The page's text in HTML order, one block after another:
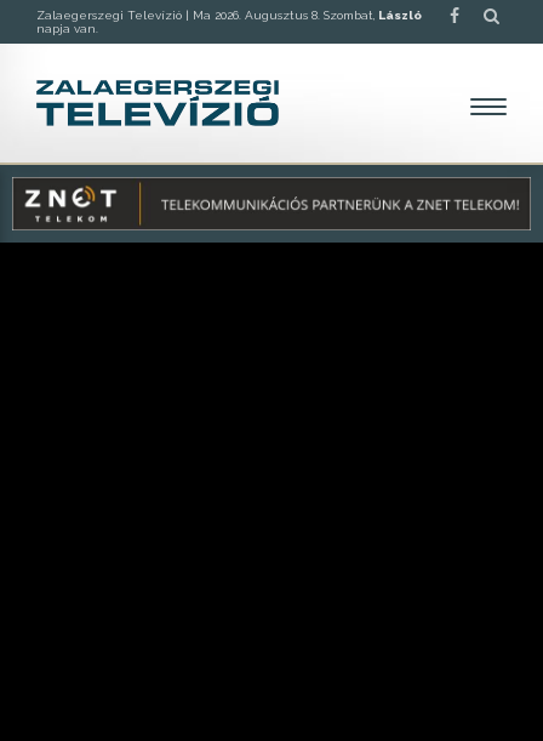
Zalaegerszegi Televízió | Ma 2026. Augusztus 8. Szombat, László
napja van.